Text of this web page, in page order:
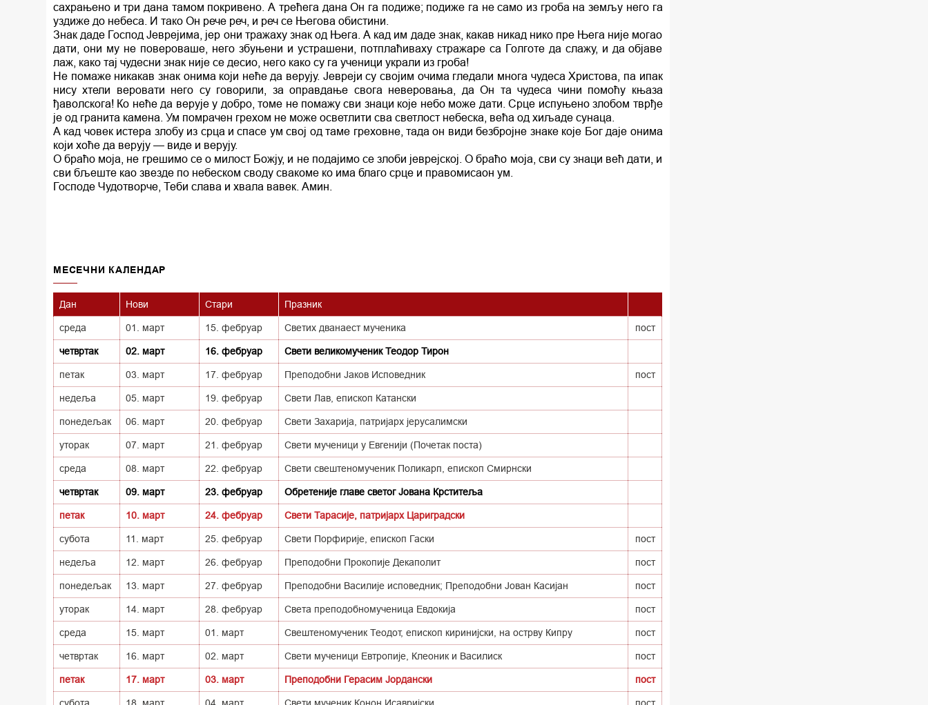
сахрањено и три дана тамом покривено. А трећега дана Он га подиже; подиже га не само из гроба на земљу него га
уздиже до небеса. И тако Он рече реч, и реч се Његова обистини.
Знак даде Господ Јеврејима, јер они тражаху знак од Њега. А кад им даде знак, какав никад нико пре Њега није могао
дати, они му не повероваше, него збуњени и устрашени, потплаћиваху стражаре са Голготе да слажу, и да објаве
лаж, како тај чудесни знак није се десио, него како су га ученици украли из гроба!
Не помаже никакав знак онима који неће да верују. Јевреји су својим очима гледали многа чудеса Христова, па ипак
нису хтели веровати него су говорили, за оправдање свога неверовања, да Он та чудеса чини помоћу књаза
ђаволскога! Ко неће да верује у добро, томе не помажу сви знаци које небо може дати. Срце испуњено злобом тврђе
је од гранита камена. Ум помрачен грехом не може осветлити сва светлост небеска, већа од хиљаде сунаца.
А кад човек истера злобу из срца и спасе ум свој од таме греховне, тада он види безбројне знаке које Бог даје онима
који хоће да верују — виде и верују.
О браћо моја, не грешимо се о милост Божју, и не подајимо се злоби јеврејској. О браћо моја, сви су знаци већ дати, и
сви бљеште као звезде по небеском своду свакоме ко има благо срце и правомисаон ум.
Господе Чудотворче, Теби слава и хвала вавек. Амин.
MECEЧНИ КАЛЕНДАР
Дан Нови Стари Празник
среда 01. март 15. фебруар Светих дванаест мученика пост
четвртак 02. март 16. фебруар Свети великомученик Теодор Тирон
петак 03. март 17. фебруар Преподобни Јаков Исповедник пост
недеља 05. март 19. фебруар Свети Лав, епископ Катански
понедељак 06. март 20. фебруар Свети Захарија, патријарх јерусалимски
уторак 07. март 21. фебруар Свети мученици у Евгенији (Почетак поста)
среда 08. март 22. фебруар Свети свештеномученик Поликарп, епископ Смирнски
четвртак 09. март 23. фебруар Обретеније главе светог Јована Крститеља
петак 10. март 24. фебруар Свети Тарасије, патријарх Цариградски
субота 11. март 25. фебруар Свети Порфирије, епископ Гаски пост
недеља 12. март 26. фебруар Преподобни Прокопије Декаполит пост
понедељак 13. март 27. фебруар Преподобни Василије исповедник; Преподобни Јован Касијан пост
уторак 14. март 28. фебруар Света преподобномученица Евдокија пост
среда 15. март 01. март Свештеномученик Теодот, епископ киринијски, на острву Кипру пост
четвртак 16. март 02. март Свети мученици Евтропије, Клеоник и Василиск пост
петак 17. март 03. март Преподобни Герасим Јордански пост